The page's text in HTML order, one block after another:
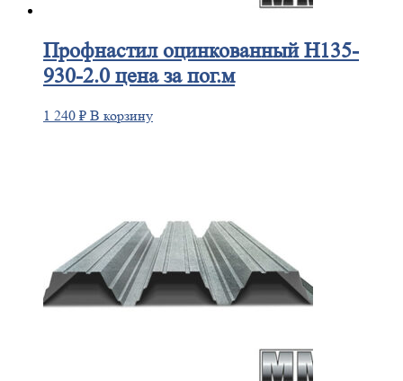
Профнастилоцинкованный Н135-
930-2.0 цена за пог.м
1 240 ₽ В корзину